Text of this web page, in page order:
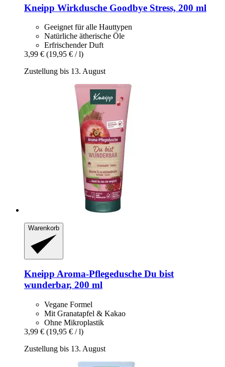
Kneipp Wirkdusche Goodbye Stress, 200 ml
Geeignet für alle Hauttypen
Natürliche ätherische Öle
Erfrischender Duft
3,99 € (19,95 € / l)
Zustellung bis 13. August
Warenkorb
Kneipp Aroma-​Pflegedusche Du bist
wunderbar, 200 ml
Vegane Formel
Mit Granatapfel & Kakao
Ohne Mikroplastik
3,99 € (19,95 € / l)
Zustellung bis 13. August